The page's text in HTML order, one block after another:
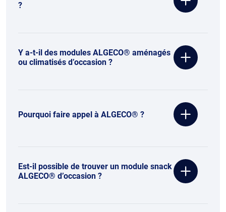
?
Y a-t-il des modules ALGECO® aménagés
ou climatisés d’occasion ?
Pourquoi faire appel à ALGECO® ?
Est-il possible de trouver un module snack
ALGECO® d’occasion ?